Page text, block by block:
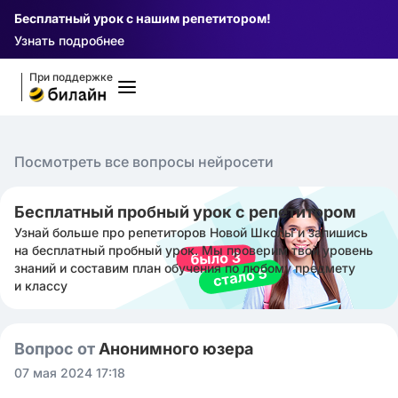
Бесплатный урок с нашим репетитором!
Узнать подробнее
При поддержке
Посмотреть все вопросы нейросети
Бесплатный пробный урок с репетитором
Узнай больше про репетиторов Новой Школы и запишись
на бесплатный пробный урок. Мы проверим твой уровень
знаний и составим план обучения по любому предмету
и классу
Вопрос от Анонимного юзера
07 мая 2024 17:18